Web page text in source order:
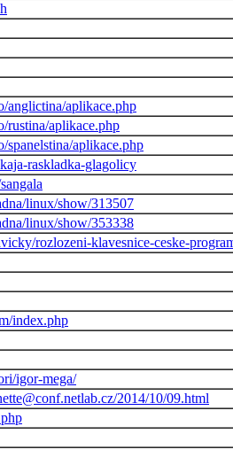
aplikace.php
aplikace.php
aplikace.php
raskladka-glagolicy
linux/show/313507
linux/show/353338
rozlozeni-klavesnice-ceske-
index.php
igor-mega/
2014/10/09.html